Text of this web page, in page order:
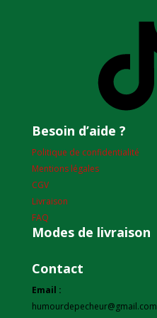
Besoin d’aide ?
Politique de confidentialité
Mentions légales
CGV
Livraison
FAQ
Modes de livraison
Contact
Email :
humourdepecheur@gmail.com